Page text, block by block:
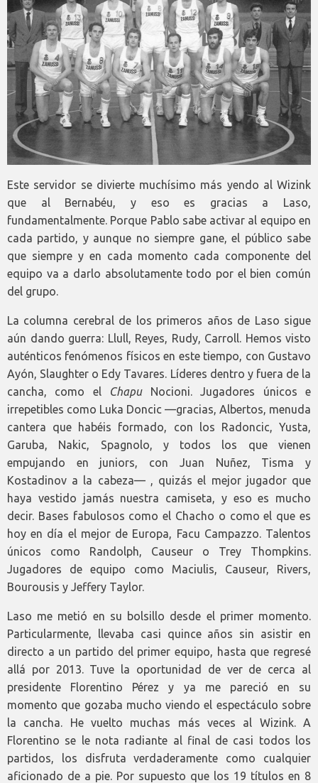
Este servidor se divierte muchísimo más yendo al Wizink
que al Bernabéu, y eso es gracias a Laso,
fundamentalmente. Porque Pablo sabe activar al equipo en
cada partido, y aunque no siempre gane, el público sabe
que siempre y en cada momento cada componente del
equipo va a darlo absolutamente todo por el bien común
del grupo.
La columna cerebral de los primeros años de Laso sigue
aún dando guerra: Llull, Reyes, Rudy, Carroll. Hemos visto
auténticos fenómenos físicos en este tiempo, con Gustavo
Ayón, Slaughter o Edy Tavares. Líderes dentro y fuera de la
cancha, como el ChapuNocioni. Jugadores únicos e
irrepetibles como Luka Doncic —gracias, Albertos, menuda
cantera que habéis formado, con los Radoncic, Yusta,
Garuba, Nakic, Spagnolo, y todos los que vienen
empujando en juniors, con Juan Nuñez, Tisma y
Kostadinov a la cabeza— , quizás el mejor jugador que
haya vestido jamás nuestra camiseta, y eso es mucho
decir. Bases fabulosos como el Chacho o como el que es
hoy en día el mejor de Europa, Facu Campazzo. Talentos
únicos como Randolph, Causeur o Trey Thompkins.
Jugadores de equipo como Maciulis, Causeur, Rivers,
Bourousis y Jeffery Taylor.
Laso me metió en su bolsillo desde el primer momento.
Particularmente, llevaba casi quince años sin asistir en
directo a un partido del primer equipo, hasta que regresé
allá por 2013. Tuve la oportunidad de ver de cerca al
presidente Florentino Pérez y ya me pareció en su
momento que gozaba mucho viendo el espectáculo sobre
la cancha. He vuelto muchas más veces al Wizink. A
Florentino se le nota radiante al final de casi todos los
partidos, los disfruta verdaderamente como cualquier
aficionado de a pie. Por supuesto que los 19 títulos en 8